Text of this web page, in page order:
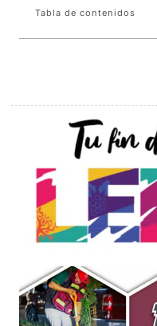
Tabla de contenidos